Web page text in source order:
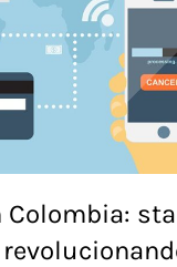
Colombia: